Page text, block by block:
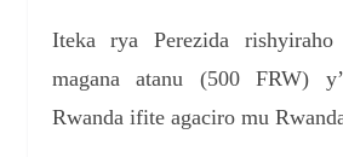
Iteka rya Perezida
magana atanu (500 FRW)
Rwanda ifite agaciro mu